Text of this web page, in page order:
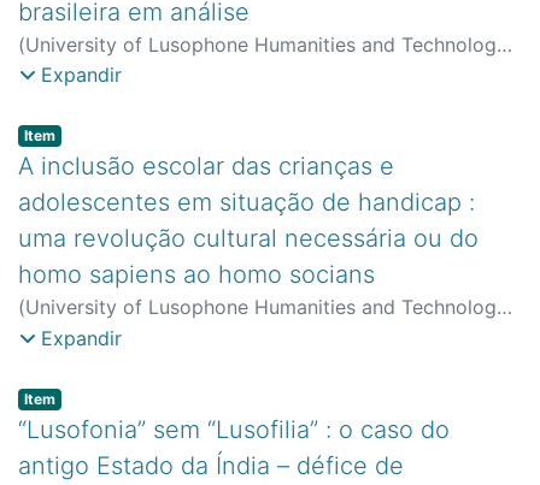
brasileira em análise
(University of Lusophone Humanities and Technology,
2003)Werle, Flávia Obino Corrêa
Desenvolvimento
Expandir
Item type:
Item,
A inclusão escolar das crianças e
adolescentes em situação de handicap :
uma revolução cultural necessária ou do
homo sapiens ao homo socians
(University of Lusophone Humanities and Technology,
2003)Gardou, Charles
Estudos Interdisciplinares em Educação e
Desenvolvimento
Expandir
Item type:
Item,
“Lusofonia” sem “Lusofilia” : o caso do
antigo Estado da Índia – défice de